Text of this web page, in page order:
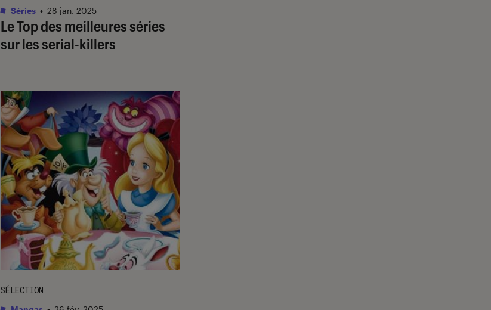
Le Top des meilleures séries
sur les serial-killers
Séries • 28 jan. 2025
SÉLECTION